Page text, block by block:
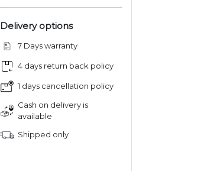
Delivery options
7 Days warranty
4 days return back policy
1 days cancellation policy
Cash on delivery is
available
Shipped only